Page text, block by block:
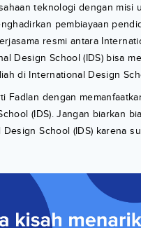
teknologi dengan misi
pembiayaan
resmi antara
Design School (IDS) bisa
di International Design
Fadlan dengan
(IDS). Jangan biarkan
School (IDS) karena